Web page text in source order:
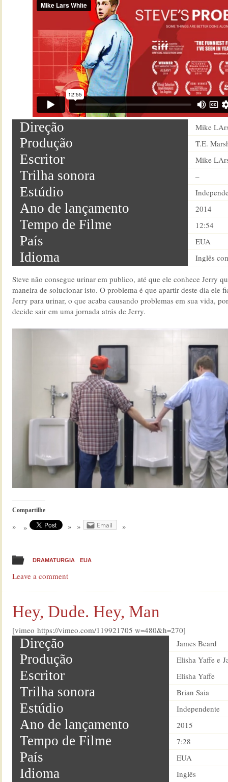
Direção Mike
Produção T.E.
Escritor Mike
Trilha sonora –
Estúdio
Ano de lançamento 2014
Tempo de Filme 12:54
País EUA
Idioma Inglês
Steve não consegue urinar em publico, até que ele conhece Jerry
maneira de solucionar isto. O problema é que apartir deste dia ele
Jerry para urinar, o que acaba causando problemas em sua vida,
decide sair em uma jornada atrás de Jerry.
Compartilhe
Email
DRAMATURGIA EUA
Leave a comment
Hey, Dude. Hey, Man
[vimeo https://vimeo.com/119921705 w=480&h=270]
Direção James Beard
Produção Elisha Yaffe e
Escritor Elisha Yaffe
Trilha sonora Brian Saia
Estúdio Independente
Ano de lançamento 2015
Tempo de Filme 7:28
País EUA
Idioma Inglês